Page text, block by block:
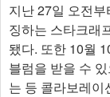
지난 27일 오전
징하는 스타크래
됐다. 또한 10월
블럼을 받을 수
는 등 콜라보레이